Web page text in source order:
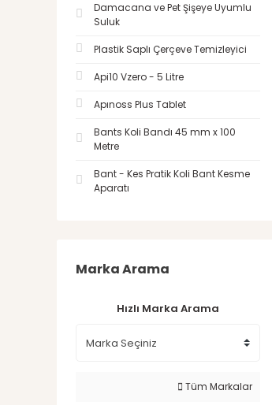
Damacana ve Pet Şişeye Uyumlu
Suluk
Plastik Saplı Çerçeve Temizleyici
Api10 Vzero - 5 Litre
Apınoss Plus Tablet
Bants Koli Bandı 45 mm x 100
Metre
Bant - Kes Pratik Koli Bant Kesme
Aparatı
Marka Arama
Hızlı Marka Arama
Tüm Markalar